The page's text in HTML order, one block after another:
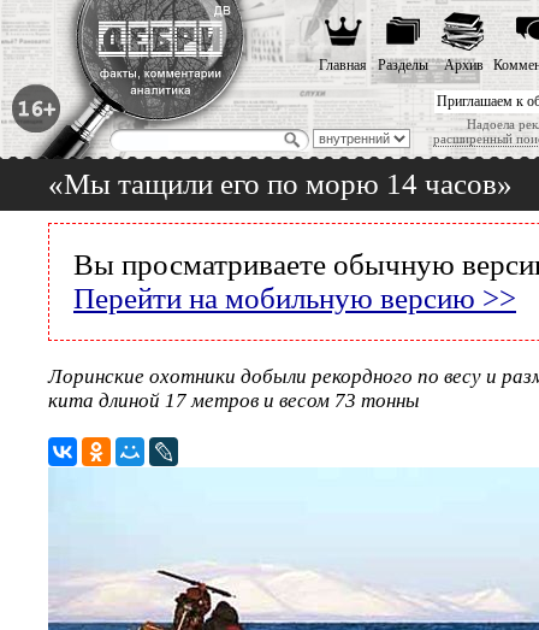
Приглашаем к
Надоела
расширенный
Главная Разделы Архив
«Мы тащили его по морю 14 часов»
Вы просматриваете обычную
Перейти на мобильную версию >>
Лоринские охотники добыли рекордного по весу и
кита длиной 17 метров и весом 73 тонны